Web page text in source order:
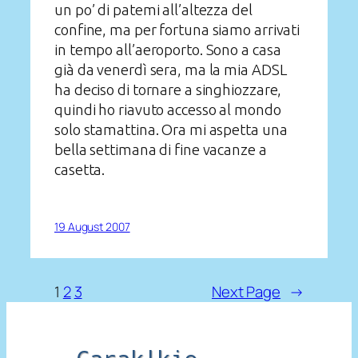
un po’ di patemi all’altezza del
confine, ma per fortuna siamo arrivati
in tempo all’aeroporto. Sono a casa
già da venerdì sera, ma la mia ADSL
ha deciso di tornare a singhiozzare,
quindi ho riavuto accesso al mondo
solo stamattina. Ora mi aspetta una
bella settimana di fine vacanze a
casetta.
19 August 2007
1 2 3 Next Page →